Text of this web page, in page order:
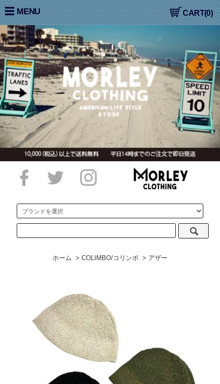
大阪高槻,国産ジーンズ,アメカジ,通販,販売, COLIMBO,コリン
ボ,WORKERS,ワーカーズ,LOOP&WEFT,ループ＆ウェフト CART(0)
MENU
ホーム > COLIMBO/コリンボ > アザー